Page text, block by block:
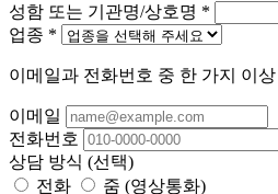
성함 또는 기관명/상호명 *
업종 *
이메일과 전화번호 중 한 가지 이
이메일
전화번호
상담 방식 (선택)
전화
줌 (영상통화)